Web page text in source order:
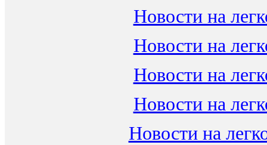
Новости на
Новости на
Новости на
Новости на
Новости на